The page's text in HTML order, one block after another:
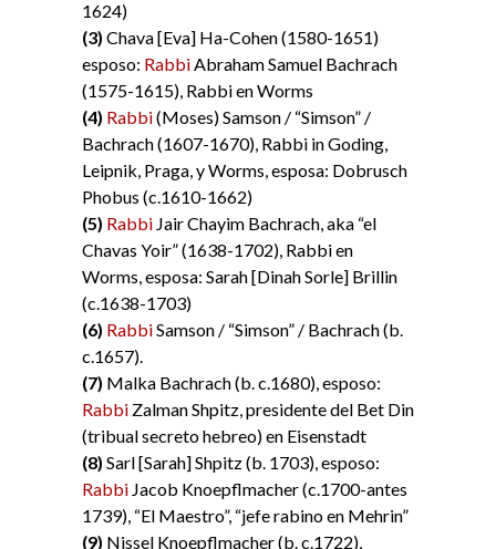
1624)
(3) Chava [Eva] Ha-Cohen (1580-1651)
esposo: RabbiAbraham Samuel Bachrach
(1575-1615), Rabbi en Worms
(4) Rabbi(Moses) Samson / “Simson” /
Bachrach (1607-1670), Rabbi in Goding,
Leipnik, Praga, y Worms, esposa: Dobrusch
Phobus (c.1610-1662)
(5) Rabbi Jair Chayim Bachrach, aka “el
Chavas Yoir” (1638-1702), Rabbi en
Worms, esposa: Sarah [Dinah Sorle] Brillin
(c.1638-1703)
(6) RabbiSamson / “Simson” / Bachrach (b.
c.1657).
(7) Malka Bachrach (b. c.1680), esposo:
Rabbi Zalman Shpitz, presidente del Bet Din
(tribual secreto hebreo) en Eisenstadt
(8) Sarl [Sarah] Shpitz (b. 1703), esposo:
Rabbi Jacob Knoepflmacher (c.1700-antes
1739), “El Maestro”, “jefe rabino en Mehrin”
(9) Nissel Knoepflmacher (b. c.1722),